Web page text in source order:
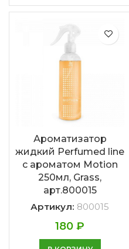
Ароматизатор
жидкий Perfumed line
с ароматом Motion
250мл, Grass,
арт.800015
Артикул: 800015
180 ₽